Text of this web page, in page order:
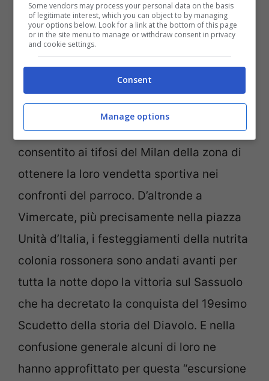
Così, nella notte tra il 22 e il 23 maggio,
sono riusciti a raggiungere la cella
campanaria della chiesa e vi hanno
appeso uno striscione celebrativo di una
decina di metri
certamente non autorizzato, che ha
consentito ai tifosi del Milan della zona di
ottenere la loro vendetta sportiva nei
confronti del parroco. D’altronde a
Vimercate, più precisamente nella piazza
Unità d’Italia, i festeggiamenti della nutrita
colonia rossonera sono andati avanti per
tutta la notte dopo la vittoria sul Sassuolo
che ha decretato la conquista del 19esimo
Scudetto della storia del Diavolo. E nella
confusione generale alcuni di loro ne
hanno approfittato per questa “escursione
Some vendors may process your personal data on the basis
of legitimate interest, which you can object to by managing
your options below. Look for a link at the bottom of this page
or in the site menu to manage or withdraw consent in privacy
and cookie settings.
Consent
Manage options